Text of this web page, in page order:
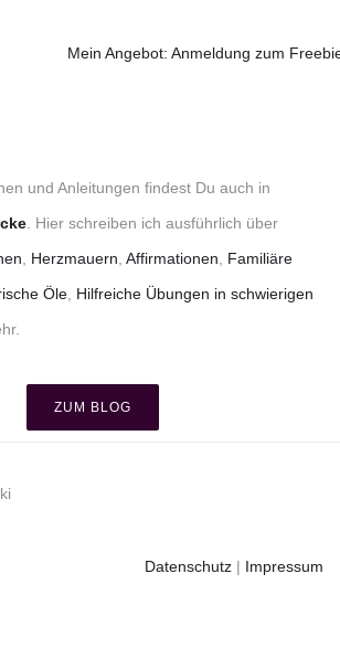
und Anleitungen findest Du auch in
. Hier schreiben ich ausführlich über
Herzmauern Affirmationen
Familiäre
Öle Hilfreiche Übungen in schwierigen
ZUM BLOG
Datenschutz | Impressum